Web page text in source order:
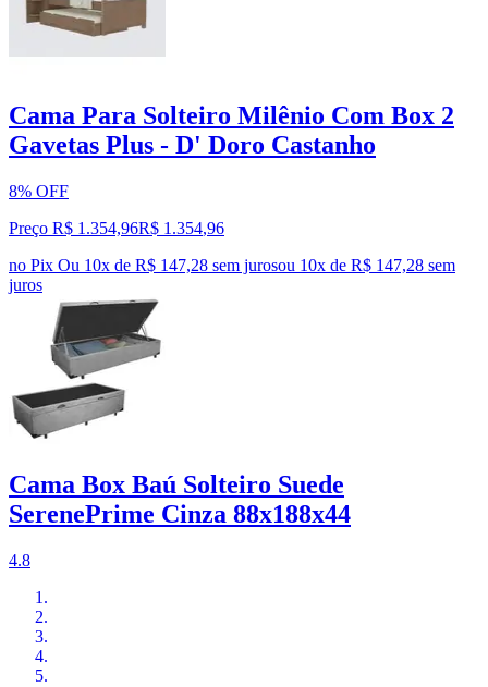
Cama Para Solteiro Milênio Com Box 2
Gavetas Plus - D' Doro Castanho
8% OFF
Preço R$ 1.354,96R$ 1.354,96
no Pix Ou 10x de R$ 147,28 sem jurosou 10x de R$ 147,28 sem
juros
Cama Box Baú Solteiro Suede
SerenePrime Cinza 88x188x44
4.8